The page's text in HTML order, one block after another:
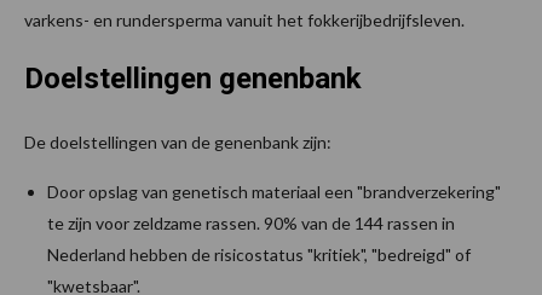
varkens- en rundersperma vanuit het fokkerijbedrijfsleven.
Doelstellingen genenbank
De doelstellingen van de genenbank zijn:
Door opslag van genetisch materiaal een "brandverzekering"
te zijn voor zeldzame rassen. 90% van de 144 rassen in
Nederland hebben de risicostatus "kritiek", "bedreigd" of
"kwetsbaar".